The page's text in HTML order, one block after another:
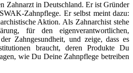
Zahnarzt in Deutschland. Er ist Gründer
Zahnpflege. Er selbst meint dazu:
Aktion. Als Zahnarchist stehe
für den eigenverantwortlichen,
Zahngesundheit, und zeige, dass es
braucht, deren Produkte Du
wie Du Deine Zahnpflege betreiben